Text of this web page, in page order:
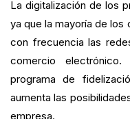
La digitalización de los
ya que la mayoría de los
con frecuencia las
comercio
programa de
aumenta las
empresa.